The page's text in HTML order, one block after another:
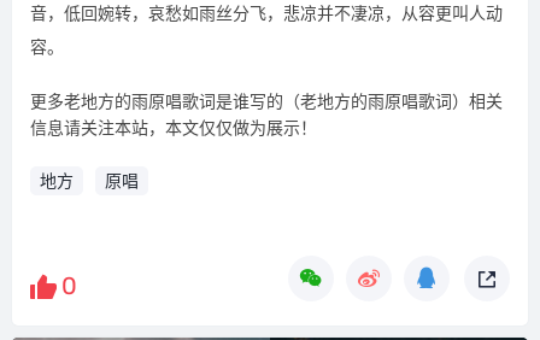
音，低回婉转，哀愁如雨丝分飞，悲凉并不凄凉，从容更叫人动
容。
更多老地方的雨原唱歌词是谁写的（老地方的雨原唱歌词）相关
信息请关注本站，本文仅仅做为展示！
地方 原唱
0